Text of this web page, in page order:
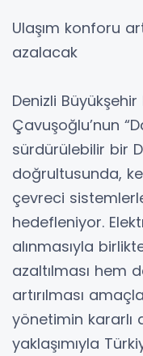
Ulaşım konforu
azalacak
Denizli
Çavuşoğlu’nun
sürdürülebilir bir
doğrultusunda,
çevreci
hedefleniyor.
alınmasıyla
azaltılması hem
artırılması
yönetimin kararlı
yaklaşımıyla